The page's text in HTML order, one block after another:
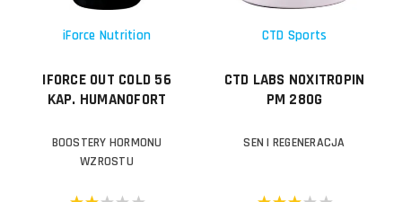
iForce Nutrition
IFORCE OUT COLD 56
KAP. HUMANOFORT
BOOSTERY HORMONU
WZROSTU
CTD Sports
CTD LABS NOXITROPIN
PM 280G
SEN I REGENERACJA